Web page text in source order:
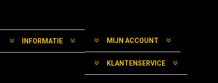
INFORMATIE MIJN ACCOUNT
KLANTENSERVICE